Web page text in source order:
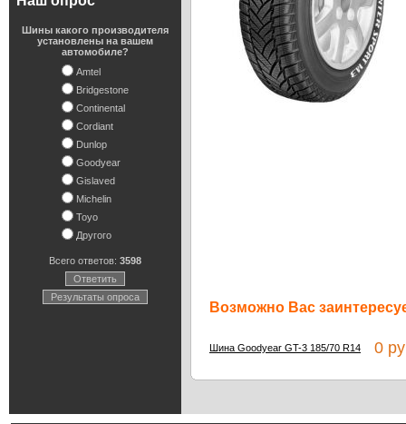
Шины какого производителя
установлены на вашем
автомобиле?
Amtel
Bridgestone
Continental
Cordiant
Dunlop
Goodyear
Gislaved
Michelin
Toyo
Другого
Всего ответов: 3598
Ответить
Результаты опроса
Возможно Вас
Шина Goodyear GT-3 185/70 R14 0